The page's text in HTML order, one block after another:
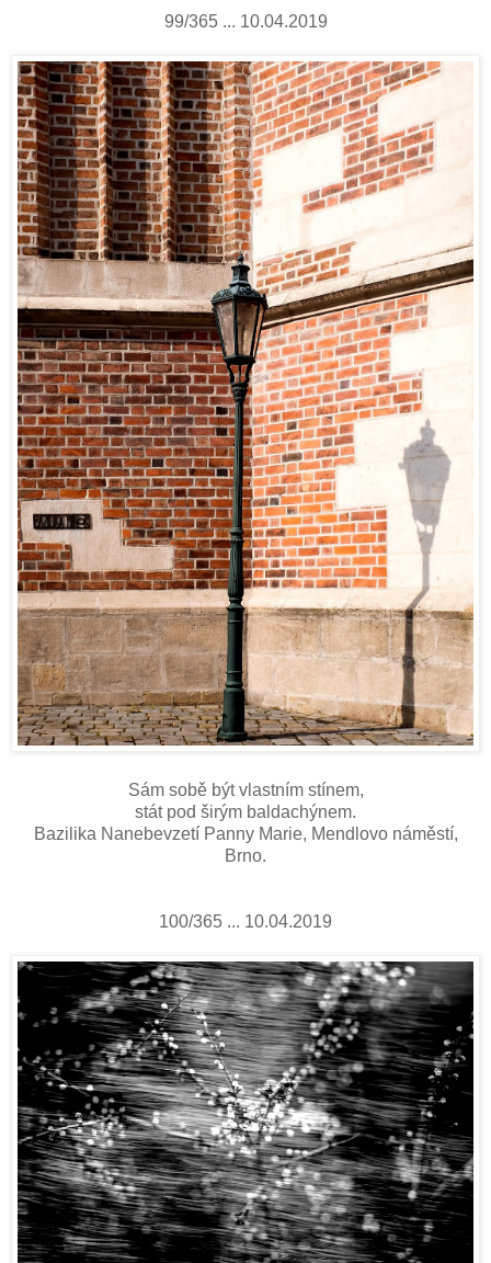
99/365 ... 10.04.2019
Sám sobě být vlastním stínem,
stát pod širým baldachýnem.
Bazilika Nanebevzetí Panny Marie, Mendlovo náměstí,
Brno.
100/365 ... 10.04.2019